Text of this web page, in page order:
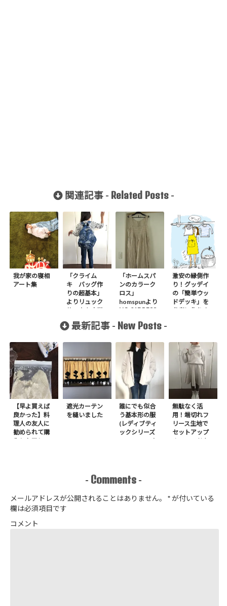
関連記事 - Related Posts-
我が家の寝相
アート集
「クライム
キ バッグ作
りの超基本」
よりリュック
サックを小学
生の娘に作り
ました
「ホームスパ
ンのカラーク
ロス」
homspunより
NO.01DRESS
激安の縁側作
り！グッデイ
の「簡単ウッ
ドデッキ」を
参考に作りま
最新記事 - New Posts -
【早よ買えば
良かった】料
理人の友人に
勧められて購
入したアレ
遮光カーテン
を縫いました
誰にでも似合
う基本形の服
(レディブティ
ックシリーズ
no.8272) か
アップジャケ
ットを作りま
無駄なく活
用！端切れフ
リース生地で
セットアップ
＋スヌードを1
- Comments -
メールアドレスが公開されることはありません。 *が付いている
欄は必須項目です
コメント